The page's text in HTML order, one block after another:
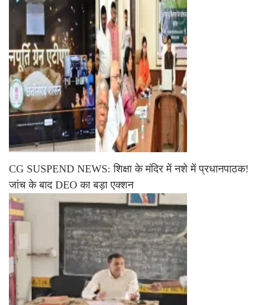
CG SUSPEND NEWS: शिक्षा के मंदिर में नशे में प्रधानपाठक!
जांच के बाद DEO का बड़ा एक्शन